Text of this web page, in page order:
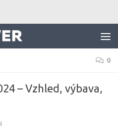
0
– Vzhled, výbava,